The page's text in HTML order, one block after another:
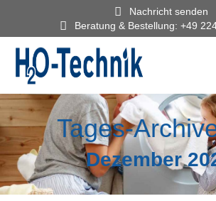
Nachricht senden
Beratung & Bestellung: +49
Tages-
Dezember